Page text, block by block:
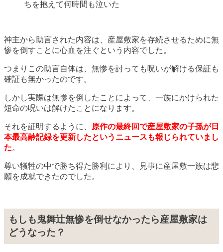
ちを抱えて何時間も泣いた
神主から助言された内容は、産屋敷家を存続させるために無
惨を倒すことに心血を注ぐという内容でした。
つまりこの助言自体は、無惨を討っても呪いが解ける保証も
確証も無かったのです。
しかし実際は無惨を倒したことによって、一族にかけられた
短命の呪いは解けたことになります。
それを証明するように、
原作の最終回で産屋敷家の子孫が日
本最高齢記録を更新したというニュースも報じられていまし
た。
尊い犠牲の中で勝ち得た勝利により、見事に産屋敷一族は悲
願を成就できたのでした。
もしも鬼舞辻無惨を倒せなかったら産屋敷家は
どうなった？